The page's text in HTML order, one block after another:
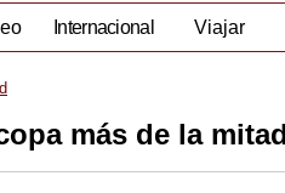
Internacional Viajar
más de la